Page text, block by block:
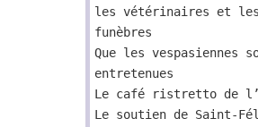
les vétérinaires et les
funèbres
Que les vespasiennes
entretenues
Le café ristretto de
Le soutien de Saint-